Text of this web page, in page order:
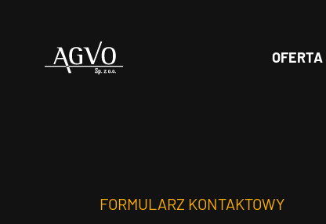
Header
OFERTA
FORMULARZ KONTAKTOWY